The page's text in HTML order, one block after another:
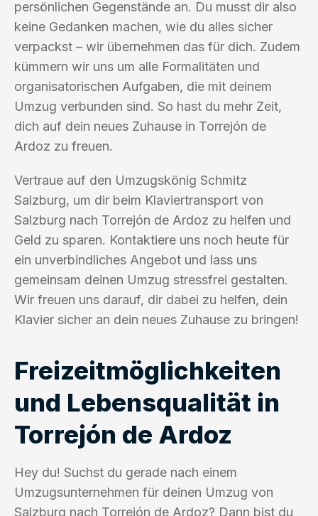
persönlichen Gegenstände an. Du musst dir also
keine Gedanken machen, wie du alles sicher
verpackst – wir übernehmen das für dich. Zudem
kümmern wir uns um alle Formalitäten und
organisatorischen Aufgaben, die mit deinem
Umzug verbunden sind. So hast du mehr Zeit,
dich auf dein neues Zuhause in Torrejón de
Ardoz zu freuen.
Vertraue auf den Umzugskönig Schmitz
Salzburg, um dir beim Klaviertransport von
Salzburg nach Torrejón de Ardoz zu helfen und
Geld zu sparen. Kontaktiere uns noch heute für
ein unverbindliches Angebot und lass uns
gemeinsam deinen Umzug stressfrei gestalten.
Wir freuen uns darauf, dir dabei zu helfen, dein
Klavier sicher an dein neues Zuhause zu bringen!
Freizeitmöglichkeiten
und Lebensqualität in
Torrejón de Ardoz
Hey du! Suchst du gerade nach einem
Umzugsunternehmen für deinen Umzug von
Salzburg nach Torrejón de Ardoz? Dann bist du